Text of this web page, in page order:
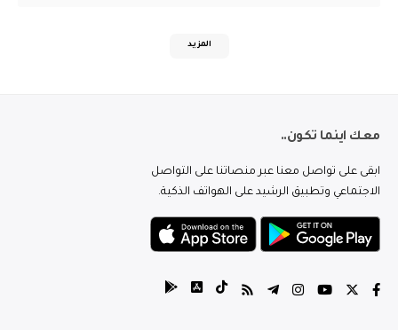
المزيد
معك اينما تكون..
ابقى على تواصل معنا عبر منصاتنا على التواصل
الاجتماعي وتطبيق الرشيد على الهواتف الذكية.